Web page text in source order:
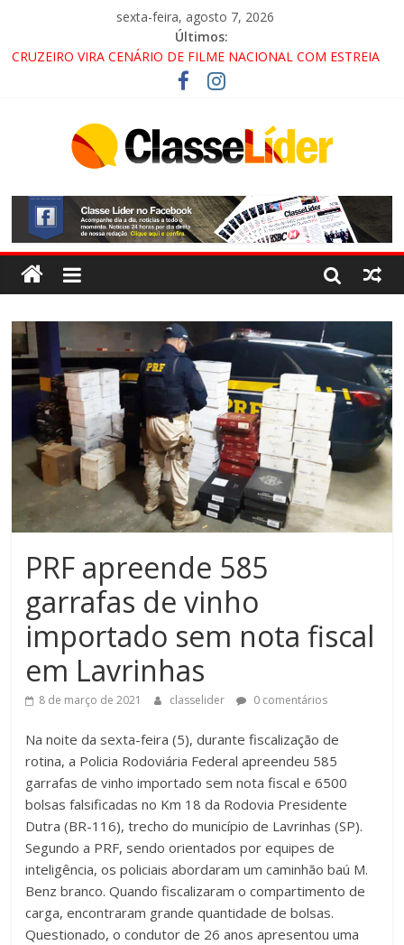
sexta-feira, agosto 7, 2026
Últimos:
CRUZEIRO VIRA CENÁRIO DE FILME NACIONAL COM ESTREIA
PROMOTOR DO GAECO
ACESSO À APARECIDA NA DUTRA SERÁ BLOQUEADO NO FIM
ALTERNATIVAS
LORENA, PINDAMONHANGABA E QUELUZ NA RETA FINAL
PELA FÁBRICA DA COCA-COLA!
PRF apreende 585
garrafas de vinho
importado sem nota fiscal
em Lavrinhas
8 de março de 2021 classelider 0 comentários
Na noite da sexta-feira (5), durante fiscalização de
rotina, a Policia Rodoviária Federal apreendeu 585
garrafas de vinho importado sem nota fiscal e 6500
bolsas falsificadas no Km 18 da Rodovia Presidente
Dutra (BR-116), trecho do município de Lavrinhas (SP).
Segundo a PRF, sendo orientados por equipes de
inteligência, os policiais abordaram um caminhão baú M.
Benz branco. Quando fiscalizaram o compartimento de
carga, encontraram grande quantidade de bolsas.
Questionado, o condutor de 26 anos apresentou uma